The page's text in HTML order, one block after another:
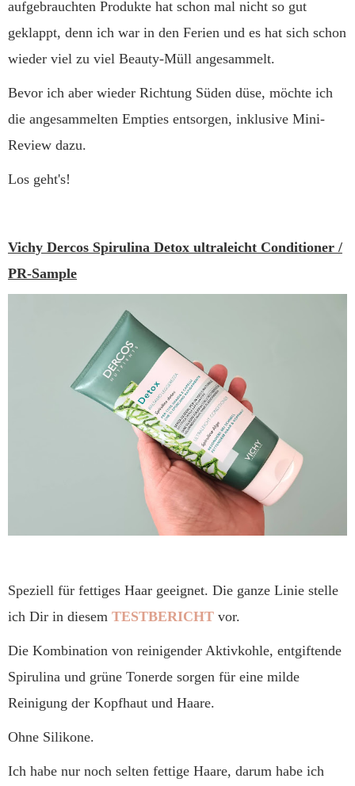
aufgebrauchten Produkte hat schon mal nicht so gut
geklappt, denn ich war in den Ferien und es hat sich schon
wieder viel zu viel Beauty-Müll angesammelt.
Bevor ich aber wieder Richtung Süden düse, möchte ich
die angesammelten Empties entsorgen, inklusive Mini-
Review dazu.
Los geht's!
Vichy Dercos Spirulina Detox ultraleicht Conditioner /
PR-Sample
Speziell für fettiges Haar geeignet. Die ganze Linie stelle
ich Dir in diesem TESTBERICHT vor.
Die Kombination von reinigender Aktivkohle, entgiftende
Spirulina und grüne Tonerde sorgen für eine milde
Reinigung der Kopfhaut und Haare.
Ohne Silikone.
Ich habe nur noch selten fettige Haare, darum habe ich